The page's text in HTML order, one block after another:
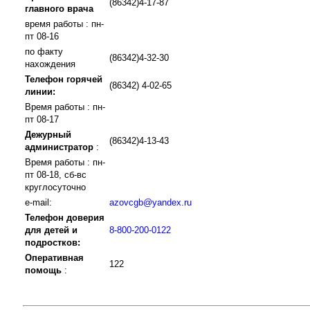
главного врача
(86342)4-17-87
время работы : пн-
пт 08-16
по факту
нахождения
(86342)4-32-30
Телефон горячей
линии:
(86342) 4-02-65
Время работы : пн-
пт 08-17
Дежурный
администратор :
(86342)4-13-43
Время работы : пн-
пт 08-18, сб-вс
круглосуточно
e-mail:
azovcgb@yandex.ru
Телефон доверия
для детей и
подростков:
8-800-200-0122
Оперативная
помощь :
122